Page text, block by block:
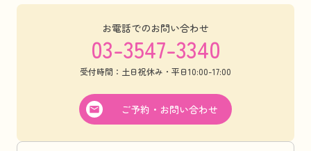
お電話でのお問い合わせ
03-3547-3340
受付時間：土日祝休み・平日10:00-17:00
ご予約・お問い合わせ